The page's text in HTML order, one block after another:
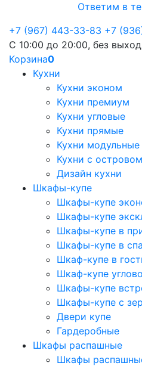
Ответим в
+7 (967) 443-33-83 +7
С 10:00 до 20:00, без
Корзина0
Кухни
Кухни эконом
Кухни премиум
Кухни угловые
Кухни прямые
Кухни модульные
Кухни с островом
Дизайн кухни
Шкафы-купе
Шкафы-купе
Шкафы-купе
Шкафы-купе в
Шкафы-купе в
Шкаф-купе в
Шкаф-купе
Шкафы-купе
Шкафы-купе с
Двери купе
Гардеробные
Шкафы распашные
Шкафы